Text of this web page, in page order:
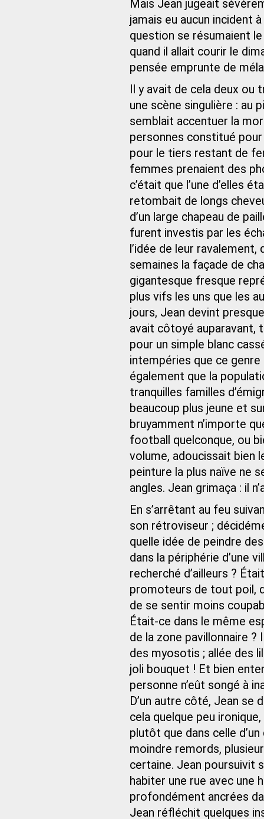
Mais Jean jugeait
jamais eu aucun incident
question se résumaient
quand il allait courir le
pensée emprunte de
Il y avait de cela deux
une scène singulière : au
semblait accentuer la
personnes constitué
pour le tiers restant de
femmes prenaient des
c’était que l’une d’elles
retombait de longs
d’un large chapeau de
furent investis par les
l’idée de leur
semaines la façade de
gigantesque fresque
plus vifs les uns que les
jours, Jean devint
avait côtoyé auparavant,
pour un simple blanc
intempéries que ce
également que la
tranquilles familles
beaucoup plus jeune et
bruyamment n’importe
football quelconque, ou
volume, adoucissait bien
peinture la plus naïve ne
angles. Jean grimaça : il
En s’arrêtant au feu
son rétroviseur ;
quelle idée de peindre
dans la périphérie d’une
recherché d’ailleurs ?
promoteurs de tout poil,
de se sentir moins
Était-ce dans le même
de la zone pavillonnaire
des myosotis ; allée des
joli bouquet ! Et bien
personne n’eût songé à
D’un autre côté, Jean se
cela quelque peu
plutôt que dans celle
moindre remords,
certaine. Jean poursuivit
habiter une rue avec une
profondément ancrées
Jean réfléchit quelques